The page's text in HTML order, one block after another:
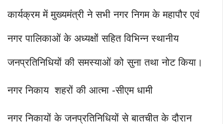
कार्यक्रम में मुख्यमंत्री ने सभी नगर निगम के महापौर एवं
नगर पालिकाओं के अध्यक्षों सहित विभिन्न स्थानीय
जनप्रतिनिधियों की समस्याओं को सुना तथा नोट किया।
नगर निकाय शहरों की आत्मा -सीएम धामी
नगर निकायों के जनप्रतिनिधियों से बातचीत के दौरान